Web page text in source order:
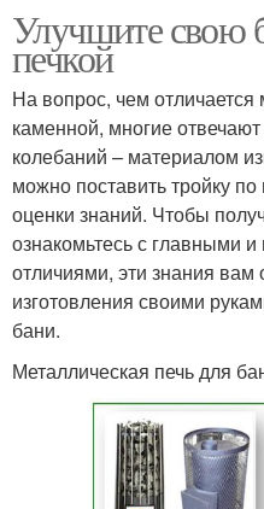
Улучшите свою
печкой
На вопрос, чем отличается
каменной, многие
колебаний – материалом
можно поставить тройку
оценки знаний. Чтобы
ознакомьтесь с главными
отличиями, эти знания вам
изготовления своими
бани.
Металлическая печь для